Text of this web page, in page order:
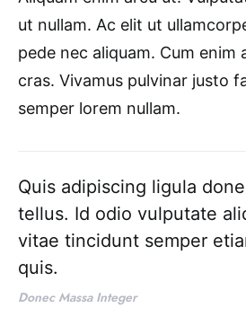
ut nullam. Ac elit ut
pede nec aliquam. Cum enim
cras. Vivamus pulvinar justo
semper lorem nullam.
Quis adipiscing ligula
tellus. Id odio vulputate
vitae tincidunt semper
quis.
Donec Massa Integer